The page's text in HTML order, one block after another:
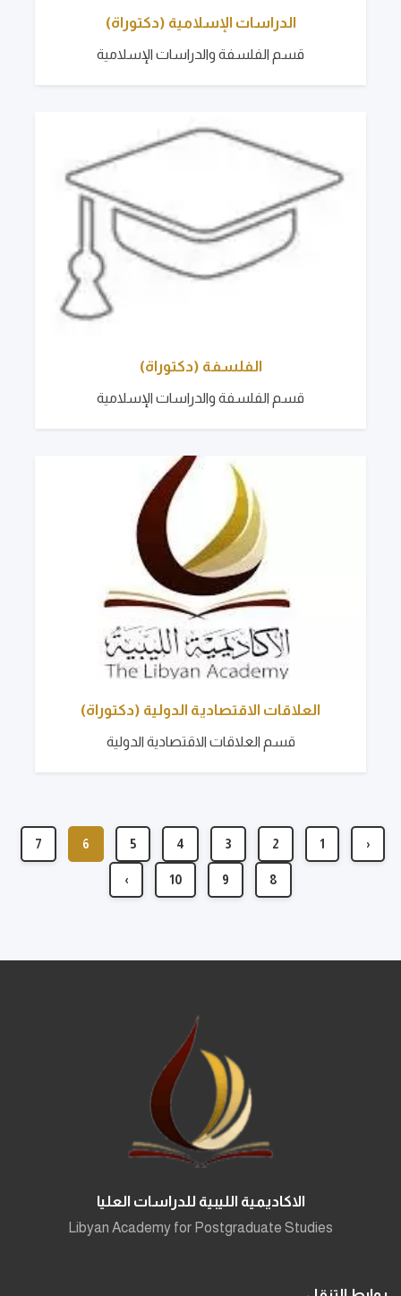
الدراسات الإسلامية (دكتوراة)
قسم الفلسفة والدراسات الإسلامية
الفلسفة (دكتوراة)
قسم الفلسفة والدراسات الإسلامية
العلاقات الاقتصادية الدولية (دكتوراة)
قسم العلاقات الاقتصادية الدولية
‹
1
2
3
4
5
6
7
8
9
10
›
الاكاديمية الليبية للدراسات العليا
Libyan Academy for Postgraduate Studies